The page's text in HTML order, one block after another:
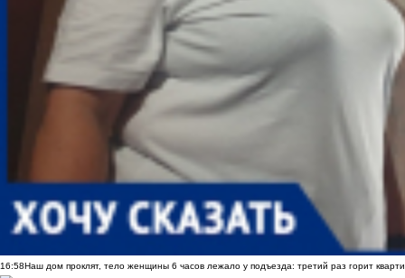
16:58Наш дом проклят, тело женщины 6 часов лежало у подъезда: третий раз горит